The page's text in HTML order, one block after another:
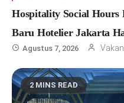
Hospitality Social
Baru Hotelier Jakarta
Agustus 7, 2026
2 MINS READ